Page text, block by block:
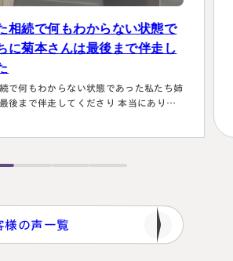
できる節税プランは考えられ
相続対策も含めて、合理的な提案をして
有価証券の取り扱いも含めて、素人では
ランは考えられなかったから。
様の声一覧